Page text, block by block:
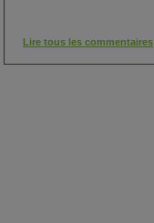
Lire tous les commentaires